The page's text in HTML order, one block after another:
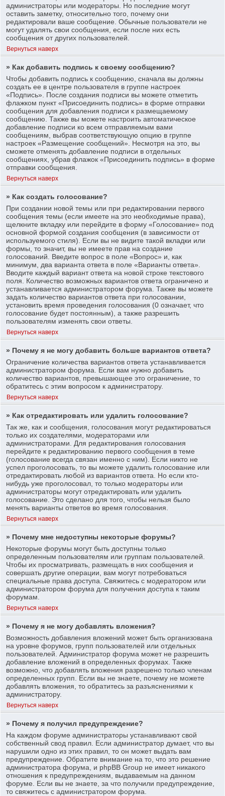
администраторы или модераторы. Но последние могут
оставить заметку, относительно того, почему они
редактировали ваше сообщение. Обычные пользователи не
могут удалять свои сообщения, если после них есть
сообщения от других пользователей.
Вернуться наверх
» Как добавить подпись к своему сообщению?
Чтобы добавить подпись к сообщению, сначала вы должны
создать ее в центре пользователя в группе настроек
«Подпись». После создания подписи вы можете отметить
флажком пункт «Присоединить подпись» в форме отправки
сообщения для добавления подписи к размещаемому
сообщению. Также вы можете настроить автоматическое
добавление подписи ко всем отправляемым вами
сообщениям, выбрав соответствующую опцию в группе
настроек «Размещение сообщений». Несмотря на это, вы
сможете отменять добавление подписи в отдельных
сообщениях, убрав флажок «Присоединить подпись» в форме
отправки сообщения.
Вернуться наверх
» Как создать голосование?
При создании новой темы или при редактировании первого
сообщения темы (если имеете на это необходимые права),
щелкните вкладку или перейдите в форму «Голосование» под
основной формой создания сообщения (в зависимости от
используемого стиля). Если вы не видите такой вкладки или
формы, то значит, вы не имеете прав на создание
голосований. Введите вопрос в поле «Вопрос» и, как
минимум, два варианта ответа в поле «Варианты ответа».
Вводите каждый вариант ответа на новой строке текстового
поля. Количество возможных вариантов ответа ограничено и
устанавливается администратором форума. Также вы можете
задать количество вариантов ответа при голосовании,
установить время проведения голосования (0 означает, что
голосование будет постоянным), а также разрешить
пользователям изменять свои ответы.
Вернуться наверх
» Почему я не могу добавить больше вариантов ответа?
Ограничение количества вариантов ответа устанавливается
администратором форума. Если вам нужно добавить
количество вариантов, превышающее это ограничение, то
обратитесь с этим вопросом к администратору.
Вернуться наверх
» Как отредактировать или удалить голосование?
Так же, как и сообщения, голосования могут редактироваться
только их создателями, модераторами или
администраторами. Для редактирования голосования
перейдите к редактированию первого сообщения в теме
(голосование всегда связан именно с ним). Если никто не
успел проголосовать, то вы можете удалить голосование или
отредактировать любой из вариантов ответа. Но если кто-
нибудь уже проголосовал, то только модераторы или
администраторы могут отредактировать или удалить
голосование. Это сделано для того, чтобы нельзя было
менять варианты ответов во время голосования.
Вернуться наверх
» Почему мне недоступны некоторые форумы?
Некоторые форумы могут быть доступны только
определенным пользователям или группам пользователей.
Чтобы их просматривать, размещать в них сообщения и
совершать другие операции, вам могут потребоваться
специальные права доступа. Свяжитесь с модератором или
администратором форума для получения доступа к таким
форумам.
Вернуться наверх
» Почему я не могу добавлять вложения?
Возможность добавления вложений может быть организована
на уровне форумов, групп пользователей или отдельных
пользователей. Администратор форума может не разрешить
добавление вложений в определенных форумах. Также
возможно, что добавлять вложения разрешено только членам
определенных групп. Если вы не знаете, почему не можете
добавлять вложения, то обратитесь за разъяснениями к
администратору.
Вернуться наверх
» Почему я получил предупреждение?
На каждом форуме администраторы устанавливают свой
собственный свод правил. Если администратор думает, что вы
нарушили одно из этих правил, то он может выдать вам
предупреждение. Обратите внимание на то, что это решение
администратора форума, и phpBB Group не имеет никакого
отношения к предупреждениям, выдаваемым на данном
форуме. Если вы не знаете, за что получили предупреждение,
то свяжитесь с администратором форума.